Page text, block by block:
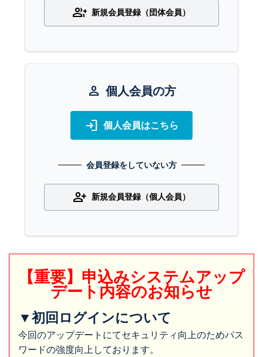
group_add 新規会員登録（団体会員）
person 個人会員の方
login 個人会員はこちら
会員登録をしていない方
person_add 新規会員登録（個人会員）
【重要】申込みシステムアップ
デート内容のお知らせ
▼初回ログインについて
今回のアップデートにてセキュリティ向上のためパス
ワードの強度向上しております。